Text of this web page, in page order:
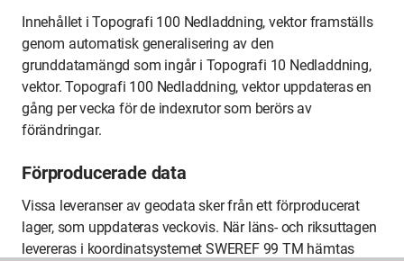
Innehållet i Topografi 100 Nedladdning, vektor framställs
genom automatisk generalisering av den
grunddatamängd som ingår i Topografi 10 Nedladdning,
vektor. Topografi 100 Nedladdning, vektor uppdateras en
gång per vecka för de indexrutor som berörs av
förändringar.
Förproducerade data
Vissa leveranser av geodata sker från ett förproducerat
lager, som uppdateras veckovis. När läns- och riksuttagen
levereras i koordinatsystemet SWEREF 99 TM hämtas